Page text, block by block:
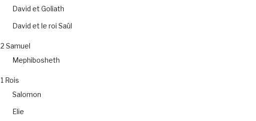
David et Goliath
David et le roi Saül
2 Samuel
Mephibosheth
1 Rois
Salomon
Elie